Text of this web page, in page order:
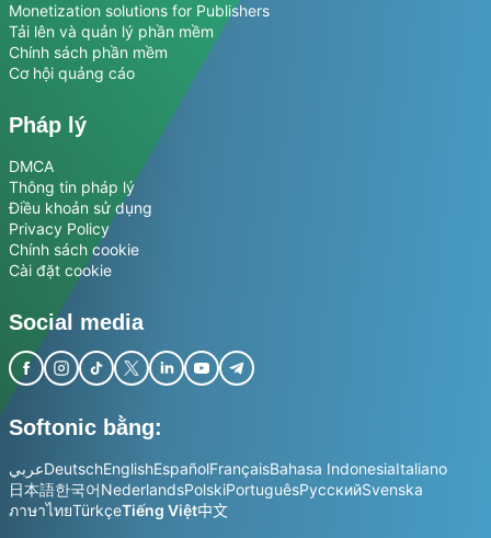
Monetization solutions for Publishers
Tải lên và quản lý phần mềm
Chính sách phần mềm
Cơ hội quảng cáo
Pháp lý
DMCA
Thông tin pháp lý
Điều khoản sử dụng
Privacy Policy
Chính sách cookie
Cài đặt cookie
Social media
Softonic bằng:
عربيDeutschEnglishEspañolFrançaisBahasa IndonesiaItaliano
日本語한국어NederlandsPolskiPortuguêsРусскийSvenska
ภาษาไทยTürkçeTiếng Việt中文